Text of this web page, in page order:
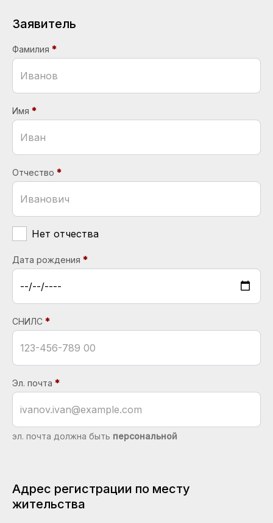
Заявитель
Фамилия
Имя
Отчество
Нет отчества
Дата рождения
СНИЛС
Эл. почта
эл. почта должна быть персональной
Адрес регистрации по месту
жительства